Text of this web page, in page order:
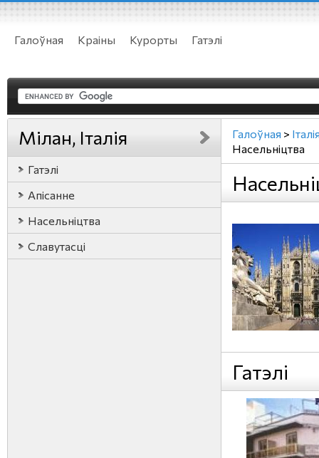
Галоўная Краіны Курорты Гатэлі
Мілан, Італія
Гатэлі
Апісанне
Насельніцтва
Славутасці
Галоўная >
Насельніцтва
Гатэлі